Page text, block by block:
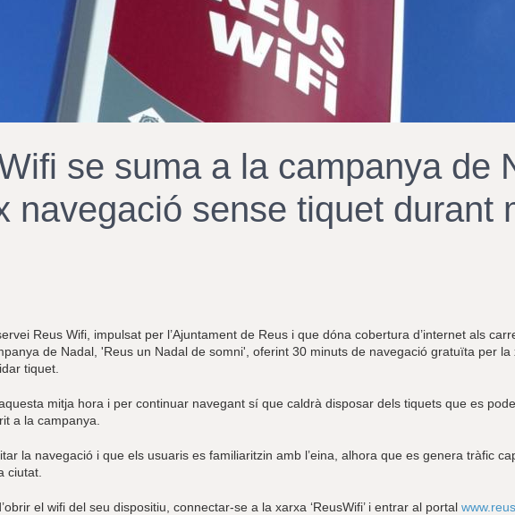
se suma a la campanya de
navegació sense tiquet durant
servei Reus Wifi, impulsat per l’Ajuntament de Reus i que dóna cobertura d’internet als
de Nadal, 'Reus un Nadal de somni', oferint 30 minuts de navegació gratuïta per la
tiquet.
mitja hora i per continuar navegant sí que caldrà disposar dels tiquets que es
a la campanya.
la navegació i que els usuaris es familiaritzin amb l’eina, alhora que es genera tràfic
ciutat.
el wifi del seu dispositiu, connectar-se a la xarxa ‘ReusWifi’ i entrar al portal